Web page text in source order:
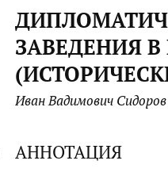
ЗАВЕДЕНИЯ
Иван Вадимович Сидоров
АННОТАЦИЯ